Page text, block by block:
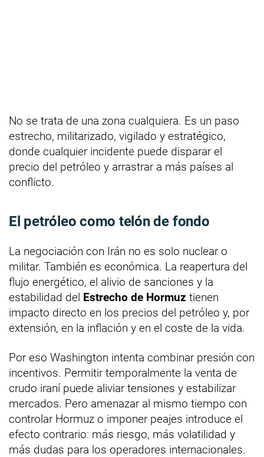
No se trata de una zona cualquiera. Es un paso
estrecho, militarizado, vigilado y estratégico,
donde cualquier incidente puede disparar el
precio del petróleo y arrastrar a más países al
conflicto.
El petróleo como telón de fondo
La negociación con Irán no es solo nuclear o
militar. También es económica. La reapertura del
flujo energético, el alivio de sanciones y la
estabilidad del Estrecho de Hormuz tienen
impacto directo en los precios del petróleo y, por
extensión, en la inflación y en el coste de la vida.
Por eso Washington intenta combinar presión con
incentivos. Permitir temporalmente la venta de
crudo iraní puede aliviar tensiones y estabilizar
mercados. Pero amenazar al mismo tiempo con
controlar Hormuz o imponer peajes introduce el
efecto contrario: más riesgo, más volatilidad y
más dudas para los operadores internacionales.